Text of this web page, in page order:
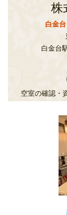
株
白金
白金台
空室の確認・